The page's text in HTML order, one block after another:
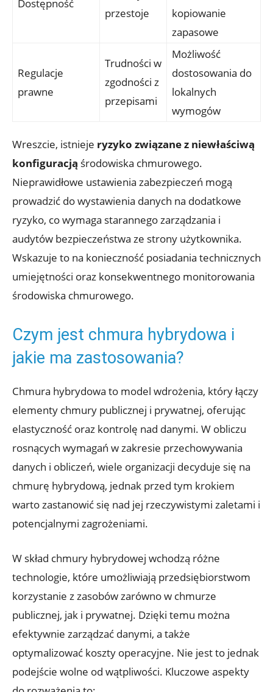
Dostępność
⁤przestoje
kopiowanie
zapasowe
Regulacje
‍prawne
Trudności w
⁢zgodności z
przepisami
Możliwość
‌dostosowania do
⁣lokalnych
wymogów
Wreszcie, ⁢istnieje ryzyko ‌związane z niewłaściwą
konfiguracją środowiska chmurowego.
Nieprawidłowe ‌ustawienia⁢ zabezpieczeń⁣ mogą
⁣prowadzić do wystawienia danych na ‌dodatkowe
‌ryzyko, co ⁤wymaga starannego ⁤zarządzania⁢ i
audytów bezpieczeństwa ze ⁤strony użytkownika.
⁢Wskazuje‍ to na konieczność posiadania technicznych
umiejętności oraz konsekwentnego ​monitorowania ​
środowiska⁣ chmurowego.
Czym ⁢jest chmura hybrydowa⁣ i
jakie ma zastosowania?
Chmura‍ hybrydowa to model ⁣wdrożenia, który łączy
elementy chmury ‌publicznej i prywatnej, oferując
elastyczność ⁤oraz kontrolę⁢ nad danymi. ​W obliczu
rosnących wymagań ⁤w zakresie przechowywania
danych i ⁤obliczeń, wiele organizacji decyduje się⁢ na
chmurę hybrydową, jednak przed tym krokiem
warto zastanowić ⁤się nad jej rzeczywistymi zaletami i​
potencjalnymi‍ zagrożeniami.
W skład chmury hybrydowej wchodzą ​różne
‌technologie, które‍ umożliwiają przedsiębiorstwom
korzystanie⁢ z zasobów zarówno w chmurze
publicznej,‌ jak i prywatnej. Dzięki temu można
efektywnie zarządzać⁢ danymi, a także
optymalizować koszty operacyjne. Nie jest to jednak
podejście wolne od wątpliwości.​ Kluczowe aspekty